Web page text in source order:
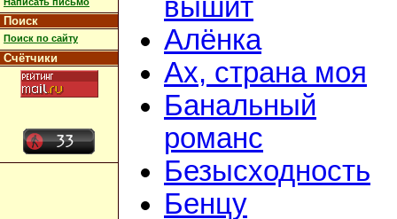
Поиск
Поиск по сайту
Счётчики
вышит
Алёнка
Ах, страна моя
Банальный
романс
Безысходность
Бенцу